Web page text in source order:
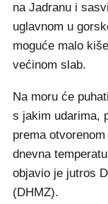
na Jadranu i
uglavnom u
moguće malo
većinom slab.
Na moru će
s jakim udarima,
prema
dnevna
objavio je jutros
(DHMZ).